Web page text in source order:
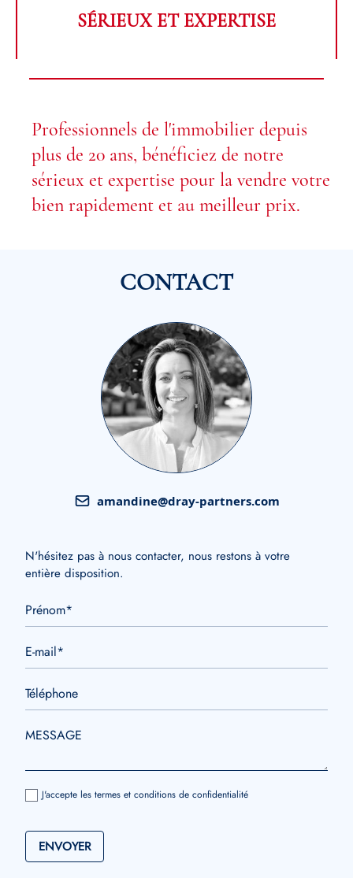
Professionnels de l'immobilier depuis
plus de 20 ans, bénéficiez de notre
sérieux et expertise pour la vendre votre
bien rapidement et au meilleur prix.
SÉRIEUX ET EXPERTISE
CONTACT
amandine@dray-partners.com
N'hésitez pas à nous contacter, nous restons à votre
entière disposition.
J'accepte les termes et conditions de confidentialité
ENVOYER